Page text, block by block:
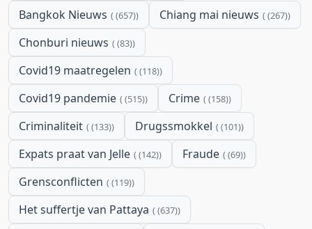
Bangkok Nieuws (657) Chiang mai nieuws (267)
Chonburi nieuws (83)
Covid19 maatregelen (118)
Covid19 pandemie (515) Crime (158)
Criminaliteit (133) Drugssmokkel (101)
Expats praat van Jelle (142) Fraude (69)
Grensconflicten (119)
Het suffertje van Pattaya (637)